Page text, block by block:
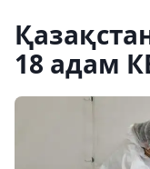
18 адам